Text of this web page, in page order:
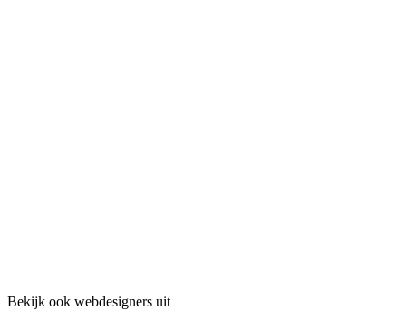
Bekijk ook webdesigners uit